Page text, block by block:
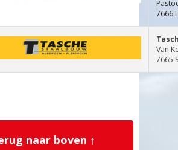
7666
Van
7665
naar boven ↑